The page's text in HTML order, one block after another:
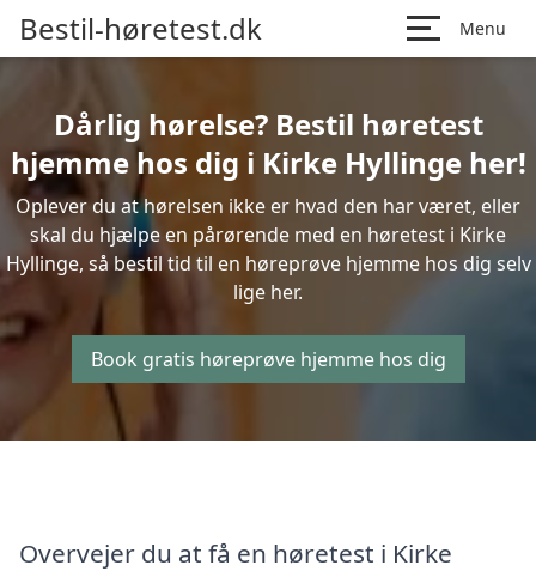
Bestil-høretest.dk Menu
Dårlig hørelse? Bestil høretest
hjemme hos dig i Kirke Hyllinge her!
Oplever du at hørelsen ikke er hvad den har været, eller
skal du hjælpe en pårørende med en høretest i Kirke
Hyllinge, så bestil tid til en høreprøve hjemme hos dig selv
lige her.
Book gratis høreprøve hjemme hos dig
Overvejer du at få en høretest i Kirke